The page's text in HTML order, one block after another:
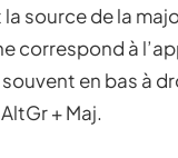
source de la
correspond à
en bas à
+ Maj.